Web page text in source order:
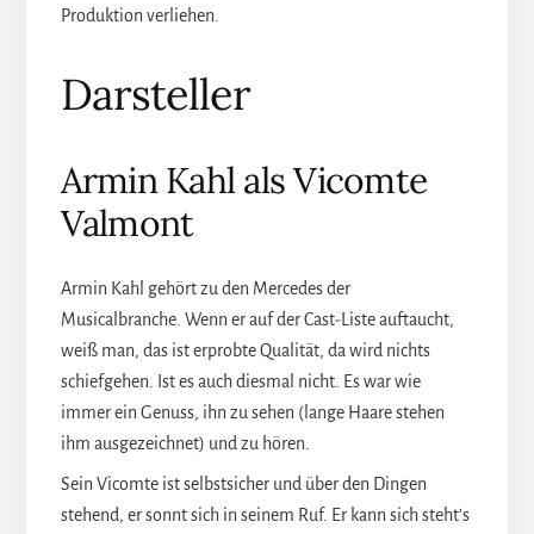
Produktion verliehen.
Darsteller
Armin Kahl als Vicomte
Valmont
Armin Kahl gehört zu den Mercedes der
Musicalbranche. Wenn er auf der Cast-Liste auftaucht,
weiß man, das ist erprobte Qualität, da wird nichts
schiefgehen. Ist es auch diesmal nicht. Es war wie
immer ein Genuss, ihn zu sehen (lange Haare stehen
ihm ausgezeichnet) und zu hören.
Sein Vicomte ist selbstsicher und über den Dingen
stehend, er sonnt sich in seinem Ruf. Er kann sich steht’s